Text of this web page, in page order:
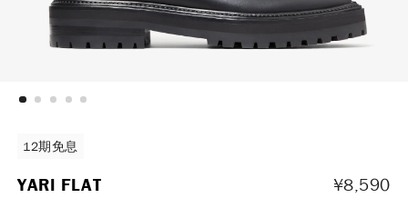
12期免息
YARI FLAT ¥8,590